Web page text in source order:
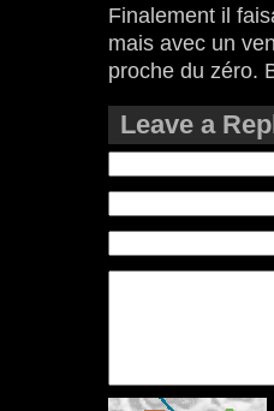
Finalement il
mais avec un
proche du zéro.
Leave a